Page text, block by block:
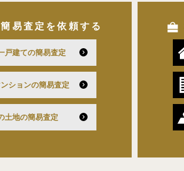
易査定を依頼する
戸建ての簡易査定
ションの簡易査定
土地の簡易査定